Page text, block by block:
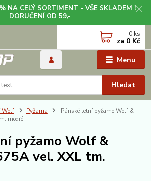
NA CELÝ SORTIMENT - VŠE SKLADEM !
DORUČENÍ OD 59,-
Menu
Hledat
0 ks
za 0 Kč
Wolf Pyžama
Pánské letní pyžamo Wolf &
modré
pyžamo Wolf &
vel. XXL tm.